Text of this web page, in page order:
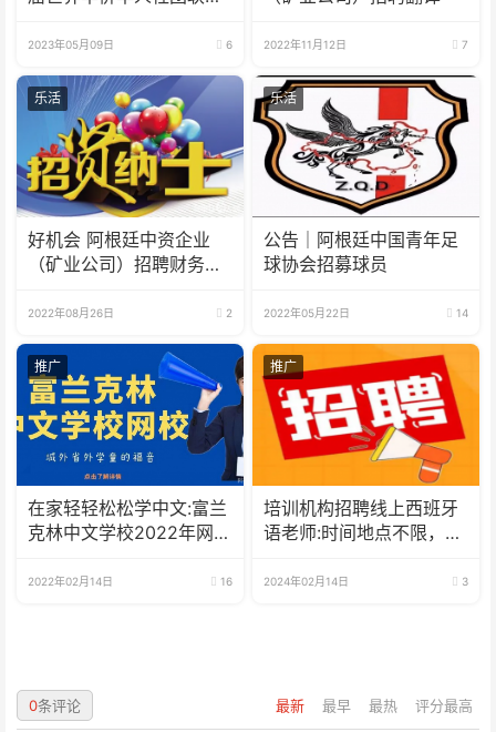
2023年05月09日 6 2022年11月12日 7
乐活
好机会 阿根廷中资企业
（矿业公司）招聘财务人
2022年08月26日 2
乐活
公告｜阿根廷中国青年足
球协会招募球员
2022年05月22日 14
推广
在家轻轻松松学中文:富兰
克林中文学校2022年网校
2022年02月14日 16
推广
培训机构招聘线上西班牙
语老师:时间地点不限，可
2024年02月14日 3
最新 最早 最热 评分最高
0条评论